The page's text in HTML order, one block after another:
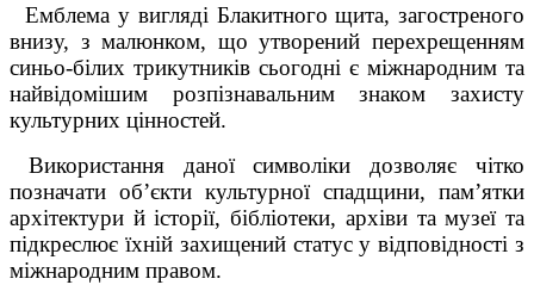
Емблема у вигляді Блакитного щита, загостреного
внизу, з малюнком, що утворений перехрещенням
синьо-білих трикутників сьогодні є міжнародним та
найвідомішим розпізнавальним знаком захисту
культурних цінностей.
Використання даної символіки дозволяє чітко
позначати об’єкти культурної спадщини, пам’ятки
архітектури й історії, бібліотеки, архіви та музеї та
підкреслює їхній захищений статус у відповідності з
міжнародним правом.